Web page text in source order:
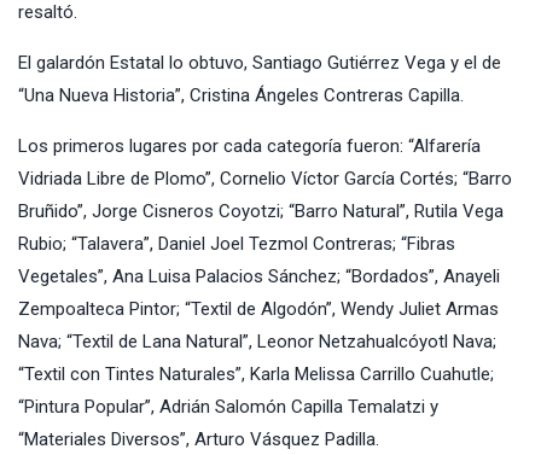
resaltó.
El galardón Estatal lo obtuvo, Santiago Gutiérrez Vega y el de
“Una Nueva Historia”, Cristina Ángeles Contreras Capilla.
Los primeros lugares por cada categoría fueron: “Alfarería
Vidriada Libre de Plomo”, Cornelio Víctor García Cortés; “Barro
Bruñido”, Jorge Cisneros Coyotzi; “Barro Natural”, Rutila Vega
Rubio; “Talavera”, Daniel Joel Tezmol Contreras; “Fibras
Vegetales”, Ana Luisa Palacios Sánchez; “Bordados”, Anayeli
Zempoalteca Pintor; “Textil de Algodón”, Wendy Juliet Armas
Nava; “Textil de Lana Natural”, Leonor Netzahualcóyotl Nava;
“Textil con Tintes Naturales”, Karla Melissa Carrillo Cuahutle;
“Pintura Popular”, Adrián Salomón Capilla Temalatzi y
“Materiales Diversos”, Arturo Vásquez Padilla.